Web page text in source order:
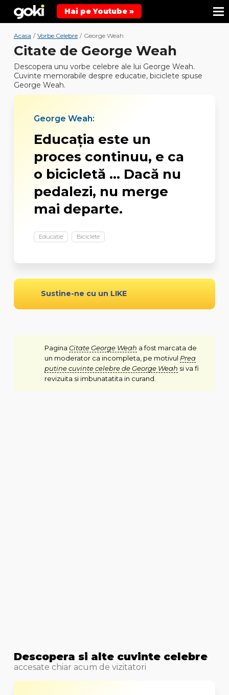
Hai pe Youtube »
Acasa / Vorbe Celebre / George Weah
Citate de George Weah
Descopera unu vorbe celebre ale lui George Weah.
Cuvinte memorabile despre educatie, biciclete spuse
George Weah.
George Weah:
Educația este un
proces continuu, e ca
o bicicletă ... Dacă nu
pedalezi, nu merge
mai departe.
Educatie Biciclete
Sustine-ne cu un LIKE
Pagina Citate George Weah a fost marcata de
un moderator ca incompleta, pe motivul Prea
putine cuvinte celebre de George Weah si va fi
revizuita si imbunatatita in curand.
Descopera si alte cuvinte celebre
accesate chiar acum de vizitatori